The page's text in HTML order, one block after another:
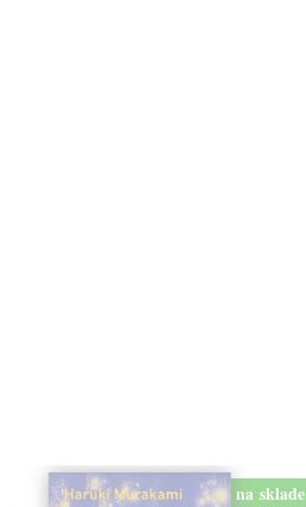
na sklade